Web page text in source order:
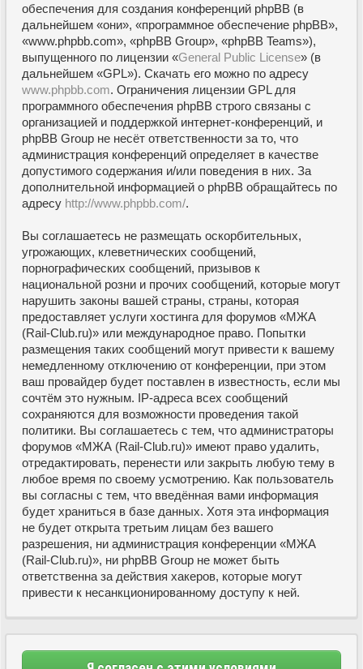
обеспечения для создания конференций phpBB (в
дальнейшем «они», «программное обеспечение phpBB»,
«www.phpbb.com», «phpBB Group», «phpBB Teams»),
выпущенного по лицензии «General Public License» (в
дальнейшем «GPL»). Скачать его можно по адресу
www.phpbb.com. Ограничения лицензии GPL для
программного обеспечения phpBB строго связаны с
организацией и поддержкой интернет-конференций, и
phpBB Group не несёт ответственности за то, что
администрация конференций определяет в качестве
допустимого содержания и/или поведения в них. За
дополнительной информацией о phpBB обращайтесь по
адресу http://www.phpbb.com/.
Вы соглашаетесь не размещать оскорбительных,
угрожающих, клеветнических сообщений,
порнографических сообщений, призывов к
национальной розни и прочих сообщений, которые могут
нарушить законы вашей страны, страны, которая
предоставляет услуги хостинга для форумов «МЖА
(Rail-Club.ru)» или международное право. Попытки
размещения таких сообщений могут привести к вашему
немедленному отключению от конференции, при этом
ваш провайдер будет поставлен в известность, если мы
сочтём это нужным. IP-адреса всех сообщений
сохраняются для возможности проведения такой
политики. Вы соглашаетесь с тем, что администраторы
форумов «МЖА (Rail-Club.ru)» имеют право удалить,
отредактировать, перенести или закрыть любую тему в
любое время по своему усмотрению. Как пользователь
вы согласны с тем, что введённая вами информация
будет храниться в базе данных. Хотя эта информация
не будет открыта третьим лицам без вашего
разрешения, ни администрация конференции «МЖА
(Rail-Club.ru)», ни phpBB Group не может быть
ответственна за действия хакеров, которые могут
привести к несанкционированному доступу к ней.